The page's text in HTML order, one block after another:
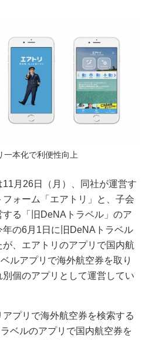
一本化で利便性向上
月26日（月）、同社が運営す
ォーム「エアトリ」と、子会
る「旧DeNAトラベル」のア
年の6月1日に旧DeNAトラベル
、エアトリのアプリで国内航
ルアプリで海外航空券を取り
個のアプリとして運営してい
プリで海外航空券を検索する
ベルのアプリで国内航空券を